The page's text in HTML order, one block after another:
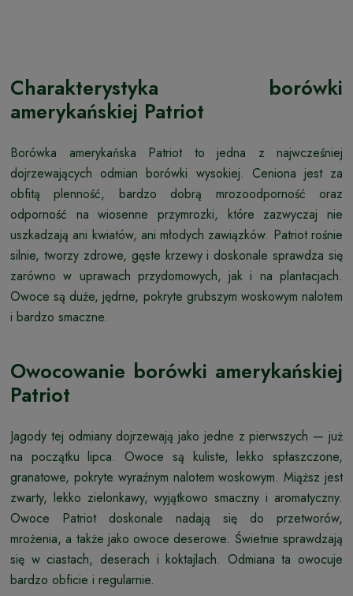
Charakterystyka borówki
amerykańskiej Patriot
Borówka amerykańska Patriot to jedna z najwcześniej
dojrzewających odmian borówki wysokiej. Ceniona jest za
obfitą plenność, bardzo dobrą mrozoodporność oraz
odporność na wiosenne przymrozki, które zazwyczaj nie
uszkadzają ani kwiatów, ani młodych zawiązków. Patriot rośnie
silnie, tworzy zdrowe, gęste krzewy i doskonale sprawdza się
zarówno w uprawach przydomowych, jak i na plantacjach.
Owoce są duże, jędrne, pokryte grubszym woskowym nalotem
i bardzo smaczne.
Owocowanie borówki amerykańskiej
Patriot
Jagody tej odmiany dojrzewają jako jedne z pierwszych — już
na początku lipca. Owoce są kuliste, lekko spłaszczone,
granatowe, pokryte wyraźnym nalotem woskowym. Miąższ jest
zwarty, lekko zielonkawy, wyjątkowo smaczny i aromatyczny.
Owoce Patriot doskonale nadają się do przetworów,
mrożenia, a także jako owoce deserowe. Świetnie sprawdzają
się w ciastach, deserach i koktajlach. Odmiana ta owocuje
bardzo obficie i regularnie.